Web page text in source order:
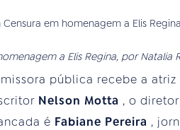
a Elis Regina, por Natalia
pública recebe a atriz
Nelson Motta , o
é Fabiane Pereira ,